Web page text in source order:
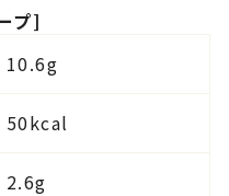
プ]
10.6g
50kcal
2.6g